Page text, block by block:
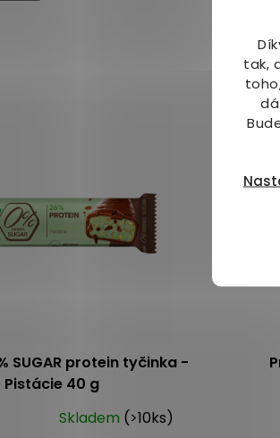
tak,
SUGAR protein tyčinka -
Pistácie 40 g
Skladem (>10ks)